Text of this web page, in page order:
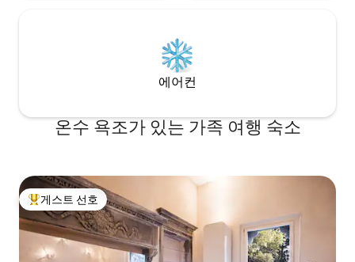
에어컨
온수 욕조가 있는 가족 여행 숙소
상위 게스트 선호
게스트 선호